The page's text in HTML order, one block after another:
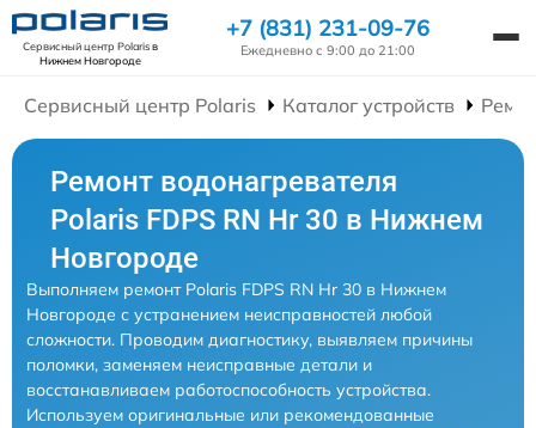
Сервисный центр Polarisв
Нижнем Новгороде
+7 (831) 231-09-76
Ежедневно с 9:00 до 21:00
Сервисный центр Polaris Каталог устройств
Ремонт водонагревателя
Polaris FDPS RN Hr 30 в Нижнем
Новгороде
Выполняем ремонт Polaris FDPS RN Hr 30 в Нижнем
Новгороде с устранением неисправностей любой
сложности. Проводим диагностику, выявляем причины
поломки, заменяем неисправные детали и
восстанавливаем работоспособность устройства.
Используем оригинальные или рекомендованные